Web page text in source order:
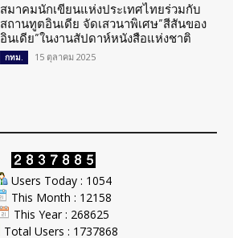
สมาคมนักเขียนแห่งประเทศไทยร่วมกับ
สถานทูตอินเดีย จัดเสวนาพิเศษ”สีสันของ
อินเดีย”ในงานสัปดาห์หนังสือแห่งชาติ
กทม. 15 ตุลาคม 2025
Users Today : 1054
This Month : 12158
This Year : 268625
Total Users : 1737868